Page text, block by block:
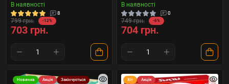
В наявності
8
799 грн. -12%
703 грн.
В наявності
0
749 грн. -6%
704 грн.
Новинка Акція
Закінчується
Хіт Акція